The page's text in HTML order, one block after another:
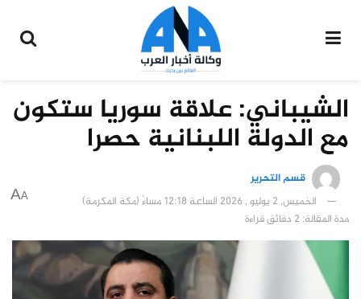
الشيباني: علاقة سوريا ستكون
مع الدولة اللبنانية حصرا
قسم التحرير
الخميس, 2 يوليو , 2026 الساعة 12:18 مساءً (مكة المكرمة)
مدة المقالة: 2 دقائق قراءة
A
A